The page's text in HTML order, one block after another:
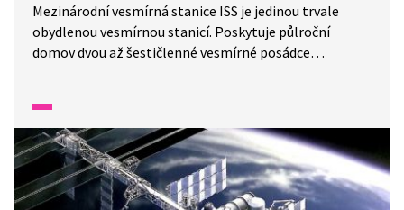
Mezinárodní vesmírná stanice ISS je jedinou trvale
obydlenou vesmírnou stanicí. Poskytuje půlroční
domov dvou až šestičlenné vesmírné posádce
podívala?